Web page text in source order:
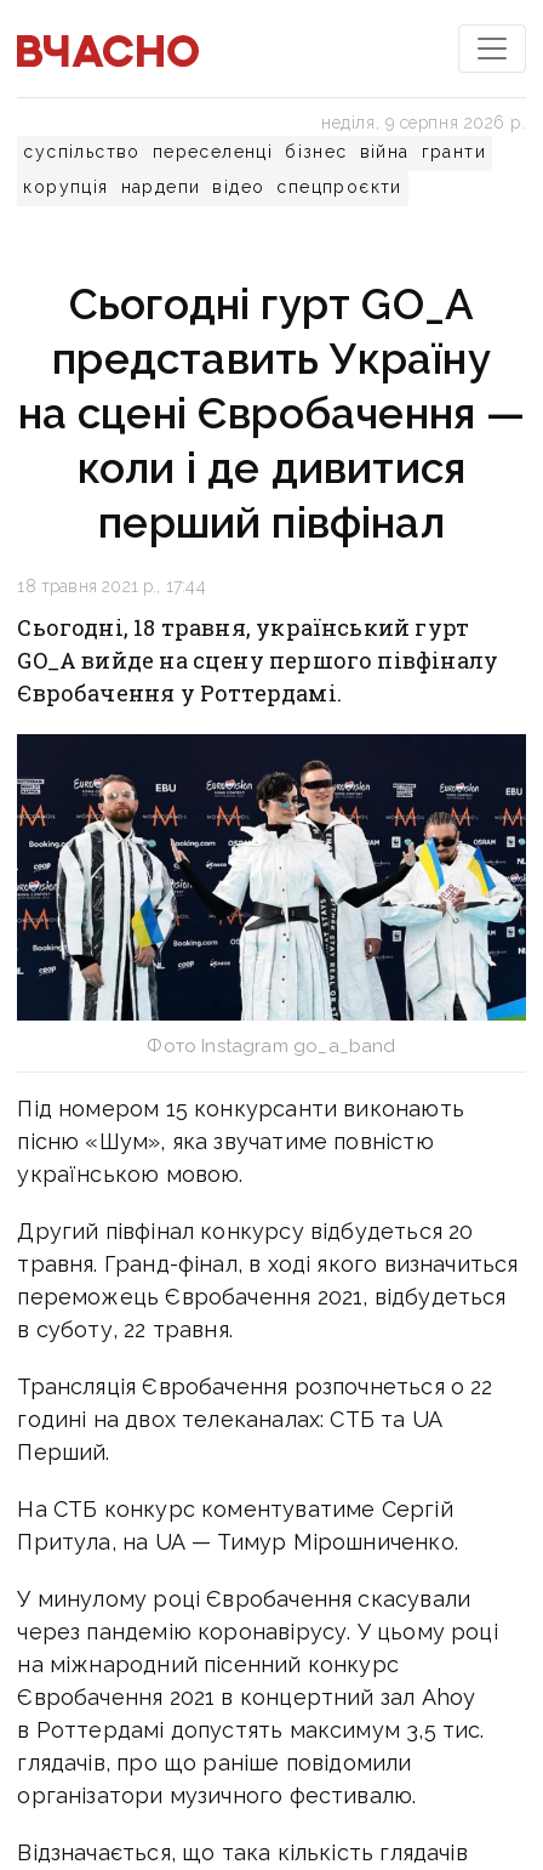
суспільство переселенці бізнес війна
гранти
корупція
нардепи відео спецпроєкти
неділя, 9 серпня 2026 р.
Сьогодні гурт GO_A
представить Україну
на сцені Євробачення —
коли і де дивитися
перший півфінал
18 травня 2021 р., 17:44
Сьогодні, 18 травня, український гурт
GO_A вийде на сцену першого півфіналу
Євробачення у Роттердамі.
Фото Instagram go_a_band
Під номером 15 конкурсанти виконають
пісню «Шум», яка звучатиме повністю
українською мовою.
Другий півфінал конкурсу відбудеться 20
травня. Гранд-фінал, в ході якого визначиться
переможець Євробачення 2021, відбудеться
в суботу, 22 травня.
Трансляція Євробачення розпочнеться о 22
годині на двох телеканалах: СТБ та UA
Перший.
На СТБ конкурс коментуватиме Сергій
Притула, на UA — Тимур Мірошниченко.
У минулому році Євробачення скасували
через пандемію коронавірусу. У цьому році
на міжнародний пісенний конкурс
Євробачення 2021 в концертний зал Ahoy
в Роттердамі допустять максимум 3,5 тис.
глядачів, про що раніше повідомили
організатори музичного фестивалю.
Відзначається, що така кількість глядачів